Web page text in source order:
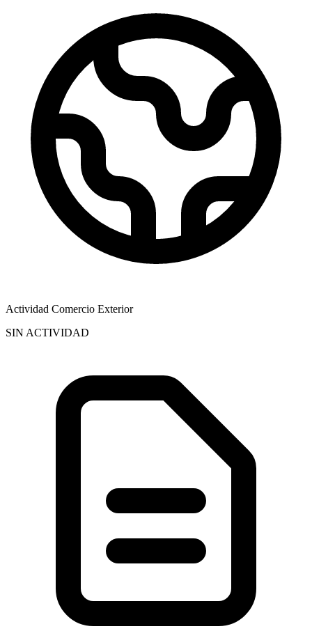
Actividad Comercio Exterior
SIN ACTIVIDAD